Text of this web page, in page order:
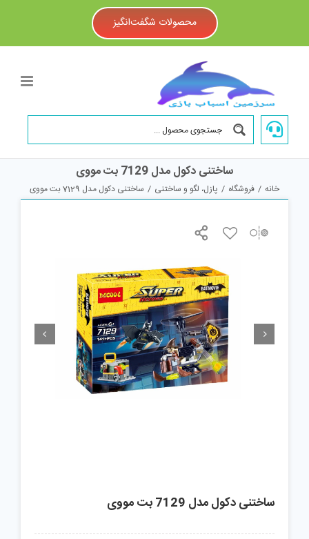
محصولات شگفت‌انگیز
ساختنی دکول مدل 7129 بت مووی
خانه / فروشگاه / پازل، لگو و ساختنی / ساختنی دکول مدل 7129 بت مووی
 
ساختنی دکول مدل 7129 بت مووی